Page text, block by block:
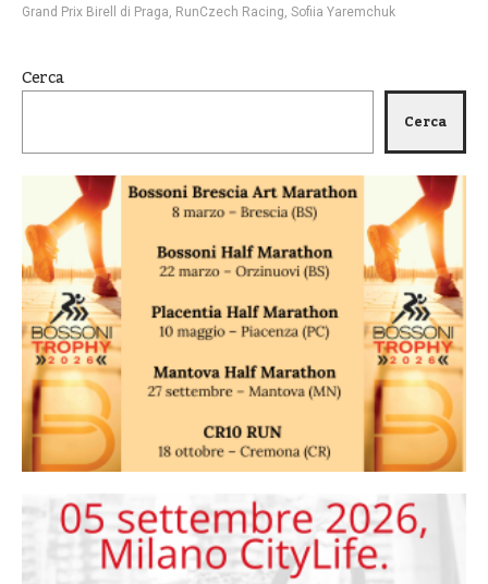
Grand Prix Birell di Praga RunCzech Racing Sofiia Yaremchuk
Cerca
Cerca